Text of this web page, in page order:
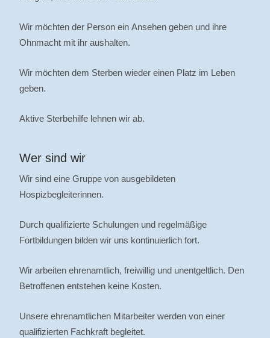
Wir möchten der Person ein Ansehen geben und ihre
Ohnmacht mit ihr aushalten.
Wir möchten dem Sterben wieder einen Platz im Leben
geben.
Aktive Sterbehilfe lehnen wir ab.
Wer sind wir
Wir sind eine Gruppe von ausgebildeten
Hospizbegleiterinnen.
Durch qualifizierte Schulungen und regelmäßige
Fortbildungen bilden wir uns kontinuierlich fort.
Wir arbeiten ehrenamtlich, freiwillig und unentgeltlich. Den
Betroffenen entstehen keine Kosten.
Unsere ehrenamtlichen Mitarbeiter werden von einer
qualifizierten Fachkraft begleitet.